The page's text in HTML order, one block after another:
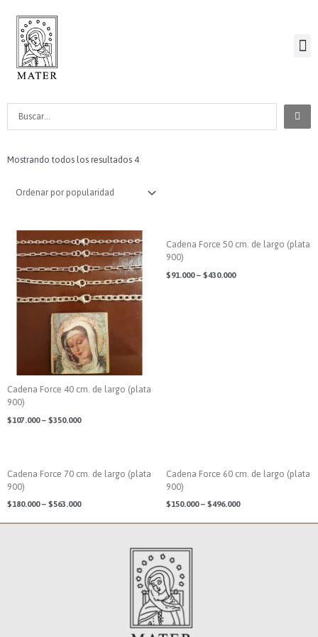
contenido
Search
...
Mostrando todos los resultados 4
Cadena Force 40 cm. de largo (plata
900)
$107.000–$350.000
Cadena Force 50 cm. de largo (plata
900)
$91.000–$430.000
Cadena Force 70 cm. de largo (plata
900)
$180.000–$563.000
Cadena Force 60 cm. de largo (plata
900)
$150.000–$496.000